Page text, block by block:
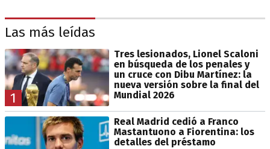
Las más leídas
1
Tres lesionados, Lionel Scaloni
en búsqueda de los penales y
un cruce con Dibu Martínez: la
nueva versión sobre la final del
Mundial 2026
Real Madrid cedió a Franco
Mastantuono a Fiorentina: los
detalles del préstamo